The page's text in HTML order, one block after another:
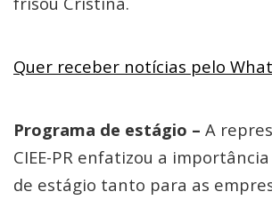
Quer receber notícias pelo
Programa de estágio – A
CIEE-PR enfatizou a
de estágio tanto para as